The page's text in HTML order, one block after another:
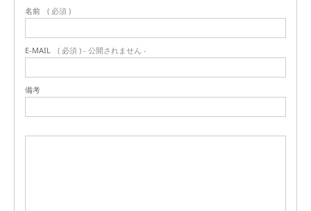
名前 ( 必須 )
E-MAIL ( 必須 ) - 公開されません -
備考